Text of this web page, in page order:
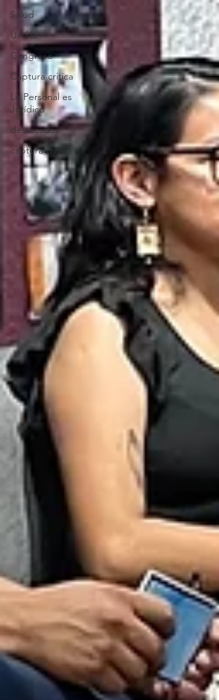
Salud
UASLP
Congreso
Captura critica
Lo Personal es
Jurídico
destacadas
captura critica